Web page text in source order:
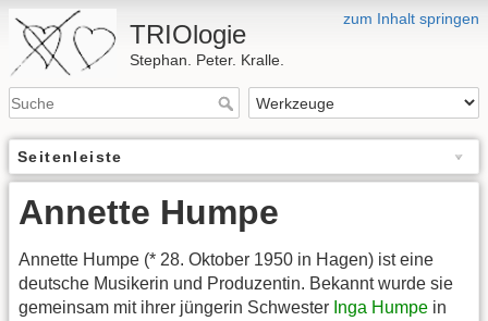
zum Inhalt springen
TRIOlogie
Stephan. Peter. Kralle.
Seitenleiste
Annette Humpe
Annette Humpe (* 28. Oktober 1950 in Hagen) ist eine
deutsche Musikerin und Produzentin. Bekannt wurde sie
gemeinsam mit ihrer jüngerin Schwester Inga Humpe in